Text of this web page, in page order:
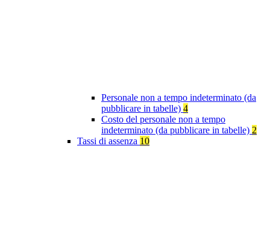
Personale non a tempo indeterminato (da
pubblicare in tabelle) 4
Costo del personale non a tempo
indeterminato (da pubblicare in tabelle) 2
Tassi di assenza 10